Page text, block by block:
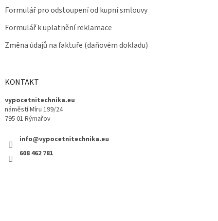
Formulář pro odstoupení od kupní smlouvy
Formulář k uplatnění reklamace
Změna údajů na faktuře (daňovém dokladu)
KONTAKT
vypocetnitechnika.eu
náměstí Míru 199/24
795 01 Rýmařov
info@vypocetnitechnika.eu
608 462 781